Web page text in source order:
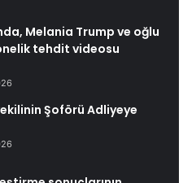
Melania Trump ve oğlu
tehdit videosu
Şoförü Adliyeye